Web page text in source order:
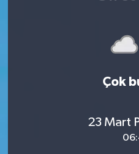
Çok
23 Mart